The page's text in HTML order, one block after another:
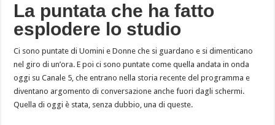
La puntata che ha fatto
esplodere lo studio
Ci sono puntate di Uomini e Donne che si guardano e si dimenticano
nel giro di un’ora. E poi ci sono puntate come quella andata in onda
oggi su Canale 5, che entrano nella storia recente del programma e
diventano argomento di conversazione anche fuori dagli schermi.
Quella di oggi è stata, senza dubbio, una di queste.